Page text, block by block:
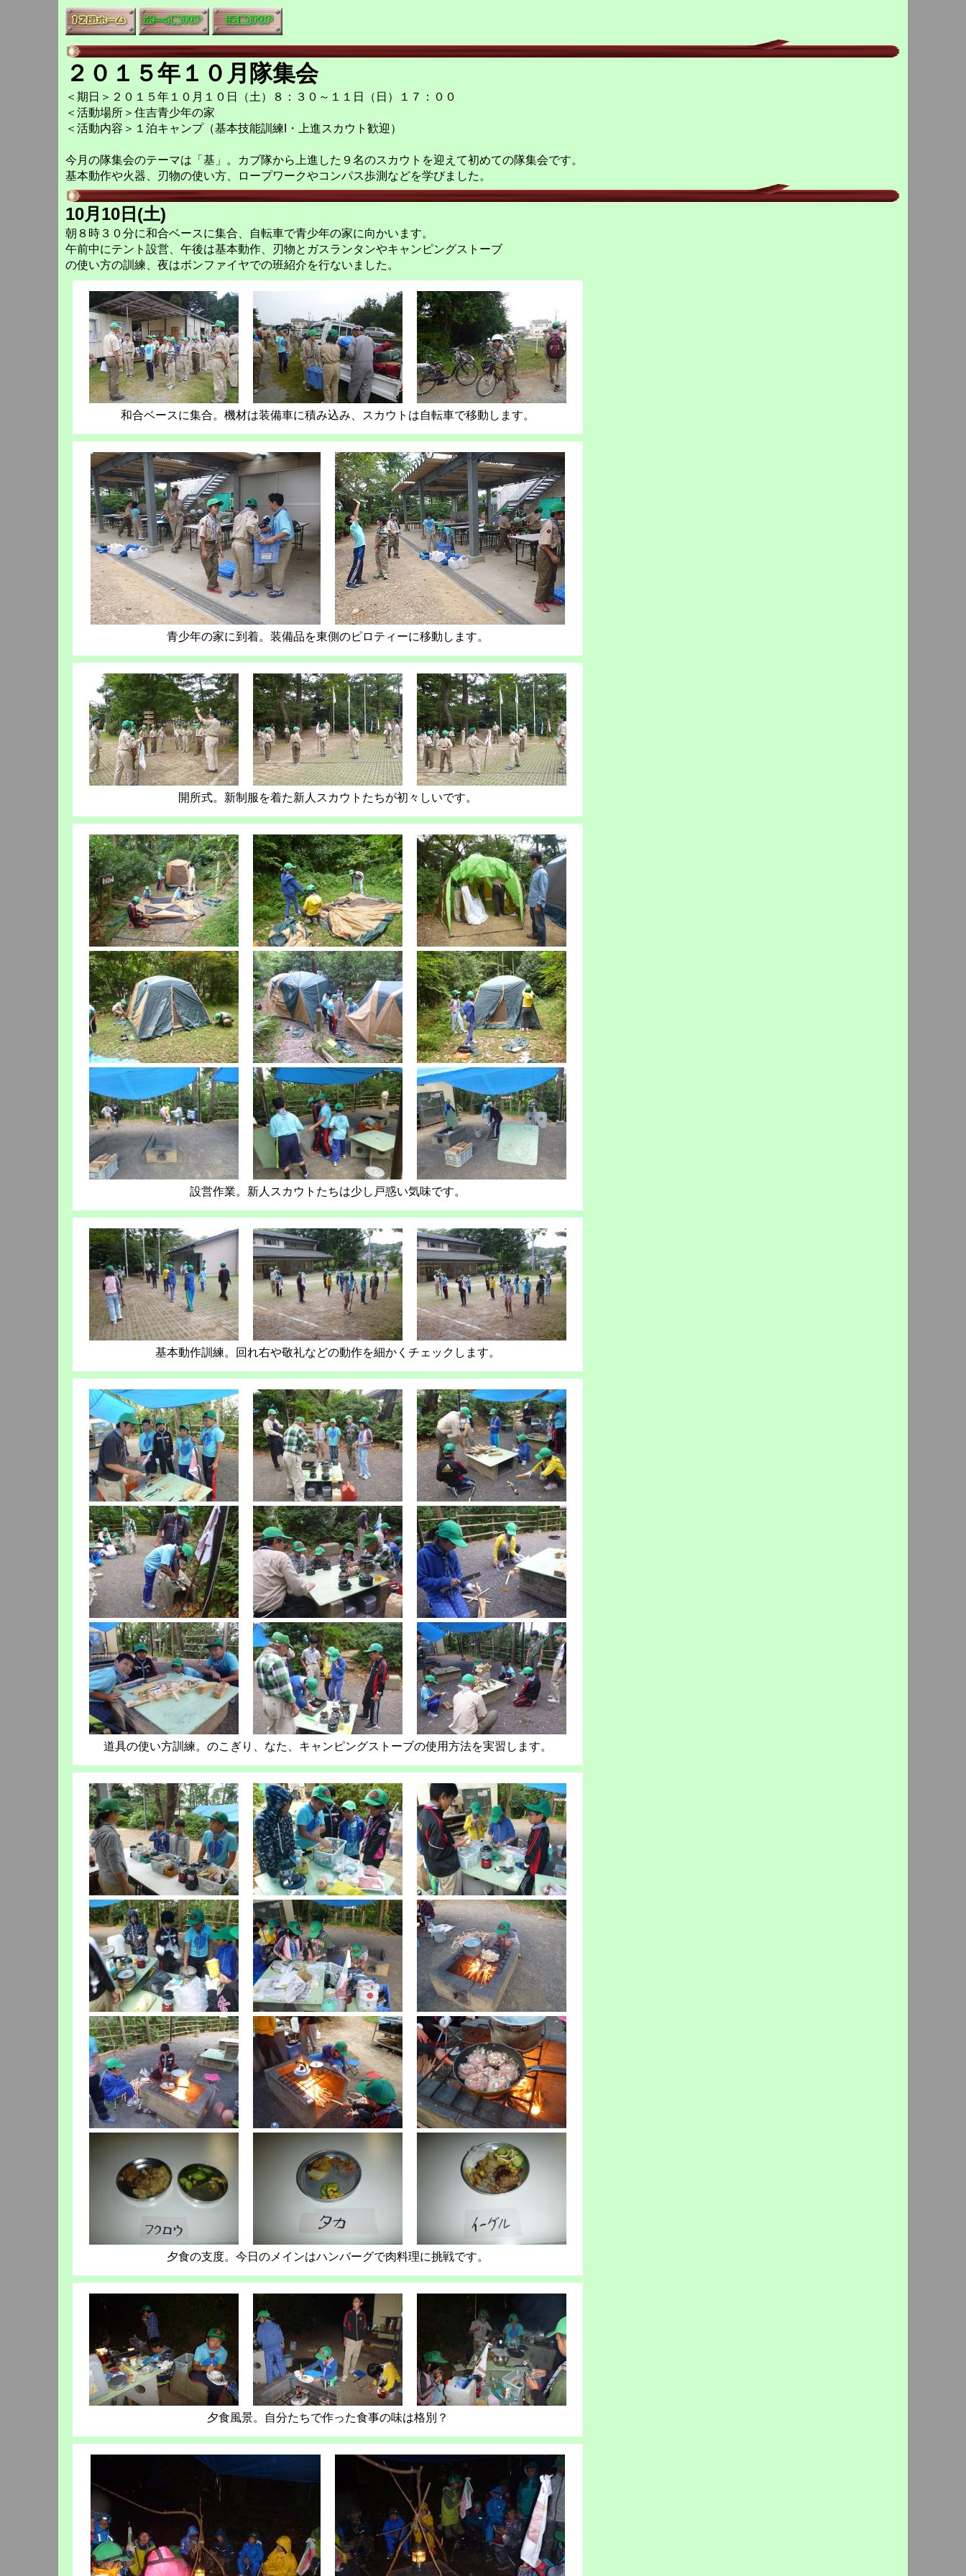
２０１５年１０月隊集会
＜期日＞２０１５年１０月１０日（土）８：３０～１１日（日）１７：００
＜活動場所＞住吉青少年の家
＜活動内容＞１泊キャンプ（基本技能訓練I・上進スカウト歓迎）
今月の隊集会のテーマは「基」。カブ隊から上進した９名のスカウトを迎えて初めての隊集会です。
基本動作や火器、刃物の使い方、ロープワークやコンパス歩測などを学びました。
10月10日(土)
朝８時３０分に和合ベースに集合、自転車で青少年の家に向かいます。
午前中にテント設営、午後は基本動作、刃物とガスランタンやキャンピングストーブ
の使い方の訓練、夜はボンファイヤでの班紹介を行ないました。
和合ベースに集合。機材は装備車に積み込み、スカウトは自転車で移動します。
青少年の家に到着。装備品を東側のピロティーに移動します。
開所式。新制服を着た新人スカウトたちが初々しいです。
設営作業。新人スカウトたちは少し戸惑い気味です。
基本動作訓練。回れ右や敬礼などの動作を細かくチェックします。
道具の使い方訓練。のこぎり、なた、キャンピングストーブの使用方法を実習します。
夕食の支度。今日のメインはハンバーグで肉料理に挑戦です。
夕食風景。自分たちで作った食事の味は格別？